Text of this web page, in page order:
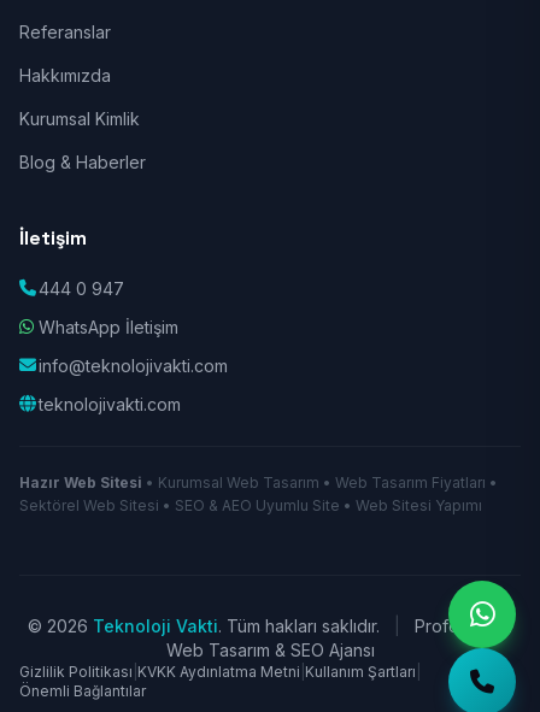
Referanslar
Hakkımızda
Kurumsal Kimlik
Blog & Haberler
İletişim
444 0 947
WhatsApp İletişim
info@teknolojivakti.com
teknolojivakti.com
Hazır Web Sitesi • Kurumsal Web Tasarım • Web Tasarım Fiyatları •
Sektörel Web Sitesi • SEO & AEO Uyumlu Site • Web Sitesi Yapımı
© 2026 Teknoloji Vakti. Tüm hakları saklıdır.
Profesyonel
Web Tasarım & SEO Ajansı
Gizlilik Politikası KVKK Aydınlatma Metni Kullanım Şartları
Önemli Bağlantılar